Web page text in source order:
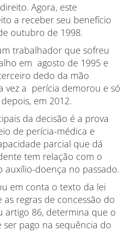
Agora, este
a receber seu benefício
outubro de 1998.
trabalhador que sofreu
em agosto de 1995 e
dedo da mão
vez a perícia demorou e só
em 2012.
da decisão é a prova
de perícia-médica e
parcial que dá
tem relação com o
auxílio-doença no passado.
em conta o texto da lei
as regras de concessão do
artigo 86, determina que o
pago na sequência do